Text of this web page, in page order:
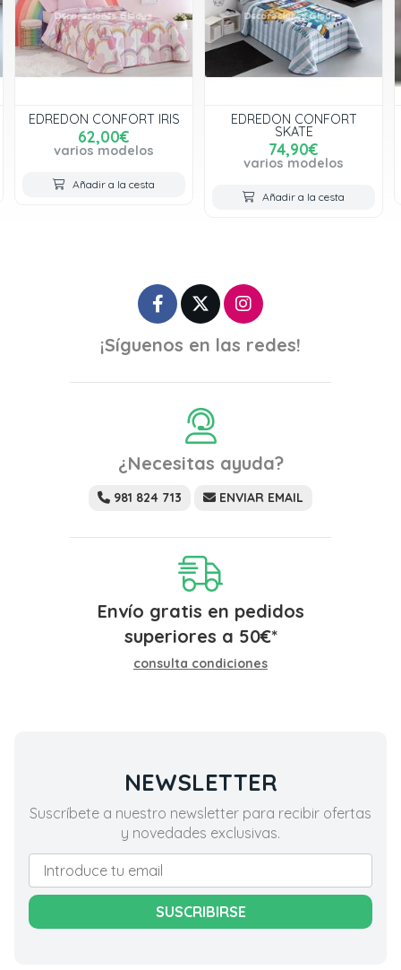
EDREDON CONFORT IRIS
62,00€
varios modelos
Añadir a la cesta
EDREDON CONFORT
SKATE
74,90€
varios modelos
Añadir a la cesta
¡Síguenos en las redes!
¿Necesitas ayuda?
981 824 713 ENVIAR EMAIL
Envío gratis en pedidos
superiores a 50€*
consulta condiciones
NEWSLETTER
Suscríbete a nuestro newsletter para recibir ofertas
y novedades exclusivas.
SUSCRIBIRSE